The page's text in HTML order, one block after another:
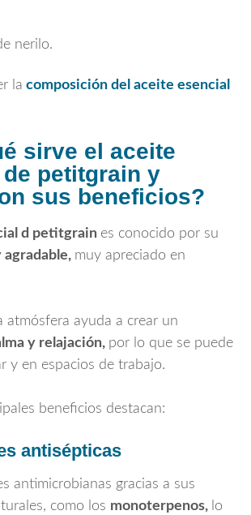
nerilo.
la composición del aceite esencial
sirve el aceite
petitgrain y
sus beneficios?
d petitgrain es conocido por su
agradable, muy apreciado en
atmósfera ayuda a crear un
y relajación, por lo que se puede
y en espacios de trabajo.
beneficios destacan:
antisépticas
antimicrobianas gracias a sus
como los monoterpenos, lo